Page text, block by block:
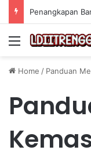
Menu
Home / Panduan